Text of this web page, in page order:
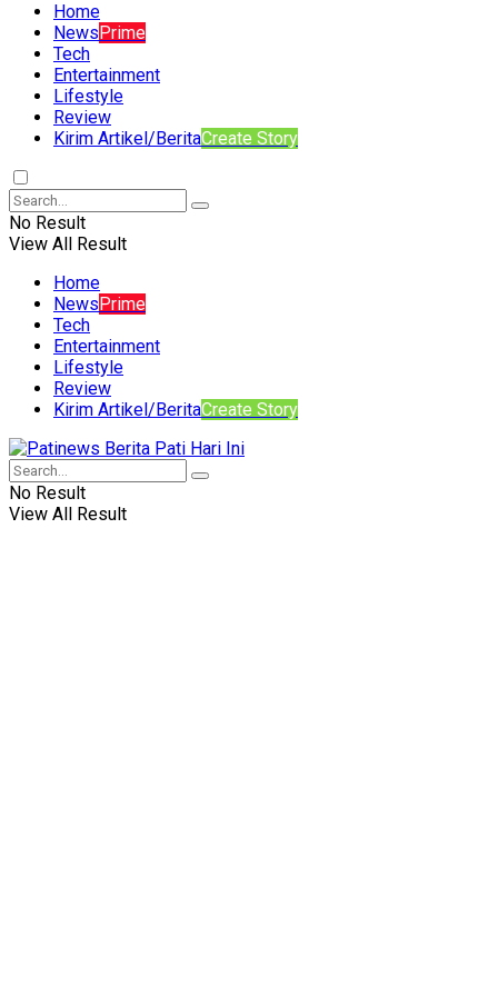
Home
NewsPrime
Tech
Entertainment
Lifestyle
Review
Kirim Artikel/BeritaCreate Story
No Result
View All Result
Home
NewsPrime
Tech
Entertainment
Lifestyle
Review
Kirim Artikel/BeritaCreate Story
No Result
View All Result